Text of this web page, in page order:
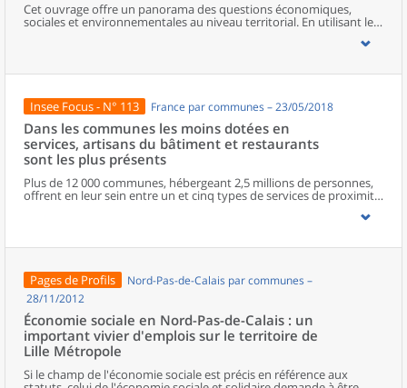
Cet ouvrage offre un panorama des questions économiques,
sociales et environnementales au niveau territorial. En utilisant les
disparités géographiques en France, sur les forces et faiblesses des
population.
Insee Focus - N° 113 France par communes – 23/05/2018
Dans les communes les moins dotées en
services, artisans du bâtiment et restaurants
sont les plus présents
Plus de 12 000 communes, hébergeant 2,5 millions de personnes,
offrent en leur sein entre un et cinq types de services de proximité.
Dans ces communes, les artisans et les restaurants sont les plus
boulangeries ou les supérettes, n’apparaissent de façon
services de proximité. Quant aux services médicaux, ils sont situés
dans des communes bénéficiant d’un nombre d’équipements
encore plus large. Aux communes qui possèdent au moins un
service de proximité, s’ajoutent 1 888 communes qui n’en
possèdent aucun. Elles abritent 162 000 habitants.
Pages de Profils
Nord-Pas-de-Calais par communes –
28/11/2012
Économie sociale en Nord-Pas-de-Calais : un
important vivier d'emplois sur le territoire de
Lille Métropole
Si le champ de l'économie sociale est précis en référence aux